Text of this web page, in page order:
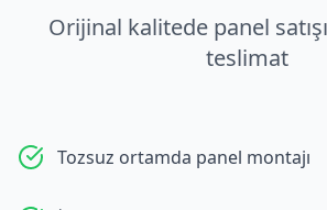
Orijinal kalitede panel
teslimat
Tozsuz ortamda panel montajı